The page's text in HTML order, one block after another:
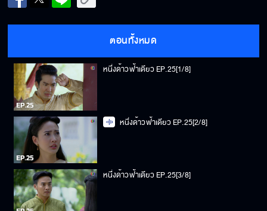
ตอนทั้งหมด
หนึ่งด้าวฟ้าเดียว EP.25[1/8]
หนึ่งด้าวฟ้าเดียว EP.25[2/8]
หนึ่งด้าวฟ้าเดียว EP.25[3/8]